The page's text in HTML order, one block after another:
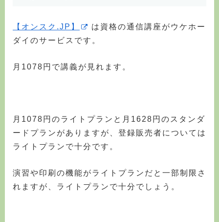
【オンスク.JP】
は資格の通信講座がウケホー
ダイのサービスです。
月1078円で講義が見れます。
月1078円のライトプランと月1628円のスタンダ
ードプランがありますが、登録販売者については
ライトプランで十分です。
演習や印刷の機能がライトプランだと一部制限さ
れますが、ライトプランで十分でしょう。